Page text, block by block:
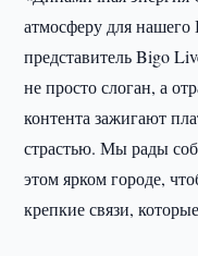
атмосферу для
представитель Bigo
не просто слоган, а
контента зажигают
страстью. Мы рады
этом ярком городе,
крепкие связи,